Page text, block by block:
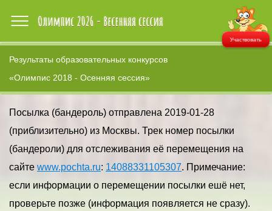
Участвовать
Результаты образовательных конкурсов
«Олимпис 2018 - Осенняя сессия»
Посылка (бандероль) отправлена 2019-01-28
(приблизительно) из Москвы. Трек номер посылки
(бандероли) для отслеживания её перемещения на
сайте www.pochta.ru: 14088331105307. Примечание:
если информации о перемещении посылки ешё нет,
проверьте позже (информация появляется не сразу).